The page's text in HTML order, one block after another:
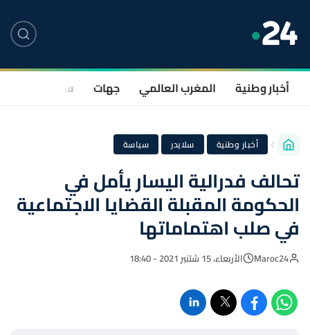
أخبار وطنية المغرب العالمي جهات سياسة
أخبار وطنية · سلايدر · سياسة
تحالف فدرالية اليسار يأمل في
الحكومة المقبلة القضايا الاجتماعية
في صلب اهتماماتها
Maroc24 الأربعاء، 15 شتنبر 2021 - 18:40